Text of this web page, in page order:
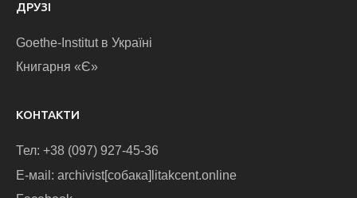
ДРУЗІ
Goethe-Institut в Україні
Книгарня «Є»
КОНТАКТИ
Тел: +38 (097) 927-45-36
E-маіl: archivist[собака]litakcent.online